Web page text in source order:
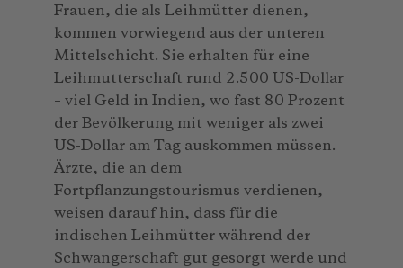
Frauen, die als Leihmütter dienen,
kommen vorwiegend aus der unteren
Mittelschicht. Sie erhalten für eine
Leihmutterschaft rund 2.500 US-Dollar
– viel Geld in Indien, wo fast 80 Prozent
der Bevölkerung mit weniger als zwei
US-Dollar am Tag auskommen müssen.
Ärzte, die an dem
Fortpflanzungstourismus verdienen,
weisen darauf hin, dass für die
indischen Leihmütter während der
Schwangerschaft gut gesorgt werde und